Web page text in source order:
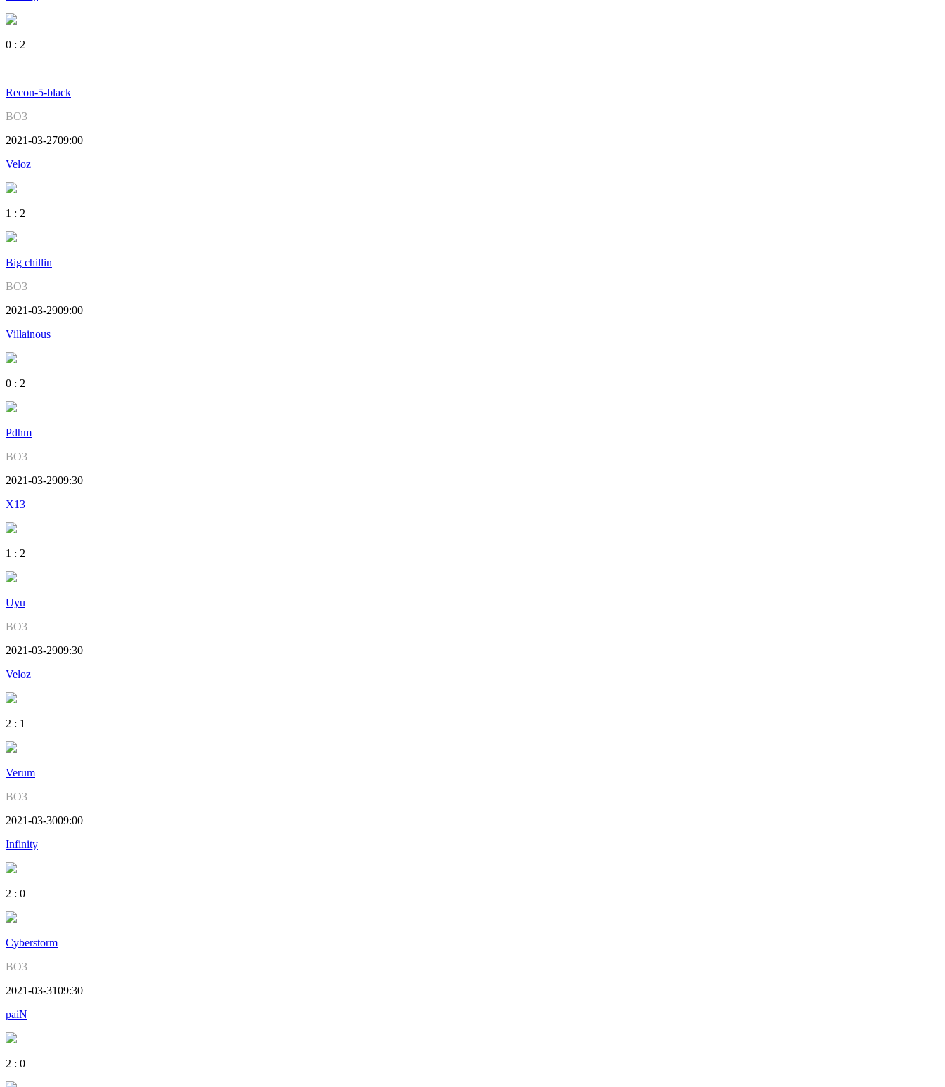
0 : 2
Recon-5-black
BO3
2021-03-2709:00
Veloz
1 : 2
Big chillin
BO3
2021-03-2909:00
Villainous
0 : 2
Pdhm
BO3
2021-03-2909:30
X13
1 : 2
Uyu
BO3
2021-03-2909:30
Veloz
2 : 1
Verum
BO3
2021-03-3009:00
Infinity
2 : 0
Cyberstorm
BO3
2021-03-3109:30
paiN
2 : 0